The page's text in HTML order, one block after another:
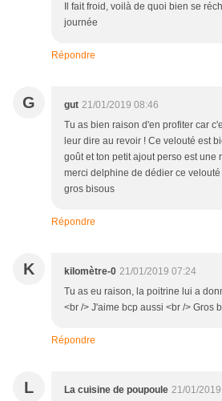
Il fait froid, voilà de quoi bien se
journée
Répondre
G gut 21/01/2019 08:46
Tu as bien raison d'en profiter car
leur dire au revoir ! Ce velouté est
goût et ton petit ajout perso est une
merci delphine de dédier ce
gros bisous
Répondre
K kilomètre-0 21/01/2019 07:24
Tu as eu raison, la poitrine lui a
<br /> J'aime bcp aussi <br /> Gros
Répondre
L La cuisine de poupoule 21/01/